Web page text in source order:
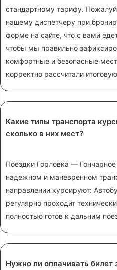
стандартному тарифу.
нашему диспетчеру при
форме на сайте, что с вами
чтобы мы правильно
комфортные и безопасные
корректно рассчитали
Какие типы транспорта
сколько в них мест?
Поездки Горловка —
надежном и маневренном
направлении курсируют:
регулярно проходит
полностью готов к дальним
Нужно ли оплачивать билет